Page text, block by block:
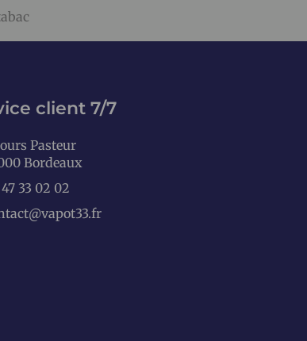
client 7/7
Pasteur
Bordeaux
33 02 02